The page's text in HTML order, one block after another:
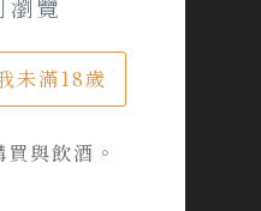
瀏覽
未滿18歲
與飲酒。